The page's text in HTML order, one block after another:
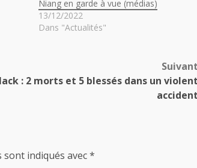
Niang en garde à vue (médias)
13/12/2022
Dans "Actualités"
Suivant
: 2 morts et 5 blessés dans un
accident
indiqués avec*